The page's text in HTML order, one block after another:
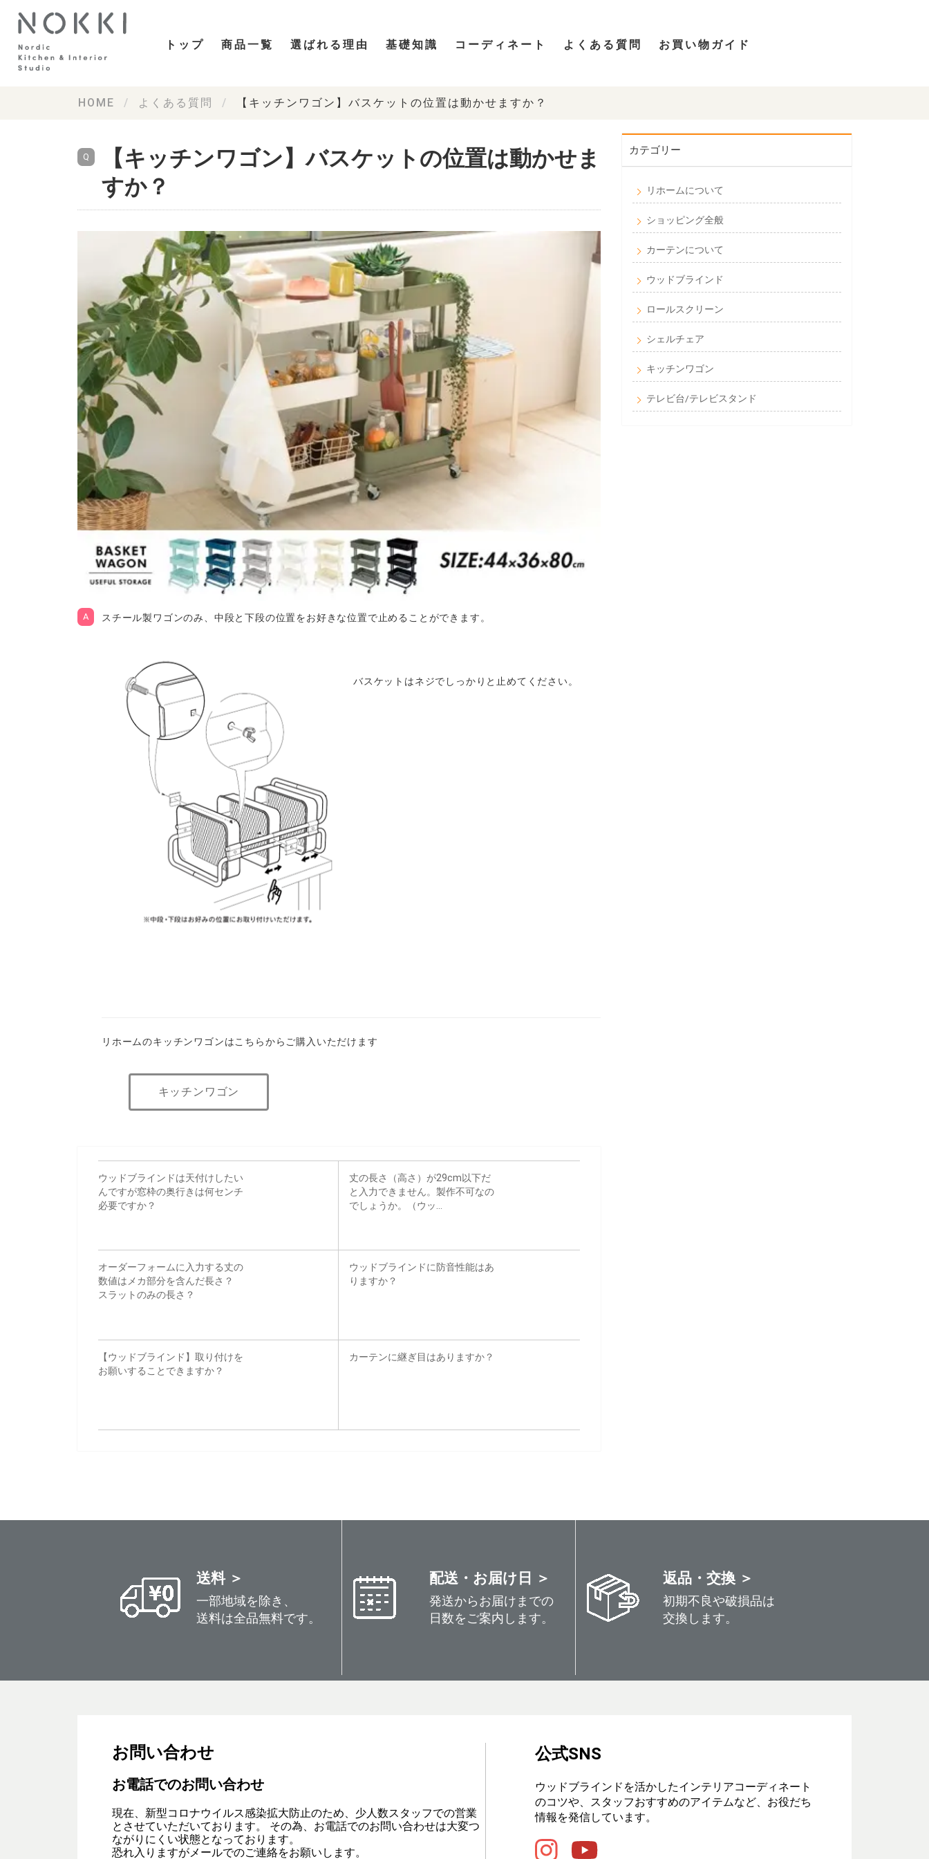
トップ 商品一覧 選ばれる理由 基礎知識 コーディネート よくある質問 お買い物ガイド
HOME よくある質問 【キッチンワゴン】バスケットの位置は動かせますか？
【キッチンワゴン】バスケットの位置は動かせま
すか？
スチール製ワゴンのみ、中段と下段の位置をお好きな位置で止めることができます。
バスケットはネジでしっかりと止めてください。
リホームのキッチンワゴンはこちらからご購入いただけます
キッチンワゴン
ウッドブラインドは天付けしたい
んですが窓枠の奥行きは何センチ
必要ですか？
丈の長さ（高さ）が29cm以下だ
と入力できません。製作不可なの
でしょうか。（ウッ...
オーダーフォームに入力する丈の
数値はメカ部分を含んだ長さ？
スラットのみの長さ？
ウッドブラインドに防音性能はあ
りますか？
【ウッドブラインド】取り付けを
お願いすることできますか？
カーテンに継ぎ目はありますか？
カテゴリー
リホームについて
ショッピング全般
カーテンについて
ウッドブラインド
ロールスクリーン
シェルチェア
キッチンワゴン
テレビ台/テレビスタンド
送料 ＞
一部地域を除き、
送料は全品無料です。
配送・お届け日 ＞
発送からお届けまでの
日数をご案内します。
返品・交換 ＞
初期不良や破損品は
交換します。
お問い合わせ
お電話でのお問い合わせ
現在、新型コロナウイルス感染拡大防止のため、少人数スタッフでの営業
とさせていただいております。 その為、お電話でのお問い合わせは大変つ
ながりにくい状態となっております。
恐れ入りますがメールでのご連絡をお願いします。
公式SNS
ウッドブラインドを活かしたインテリアコーディネート
のコツや、スタッフおすすめのアイテムなど、お役だち
情報を発信しています。